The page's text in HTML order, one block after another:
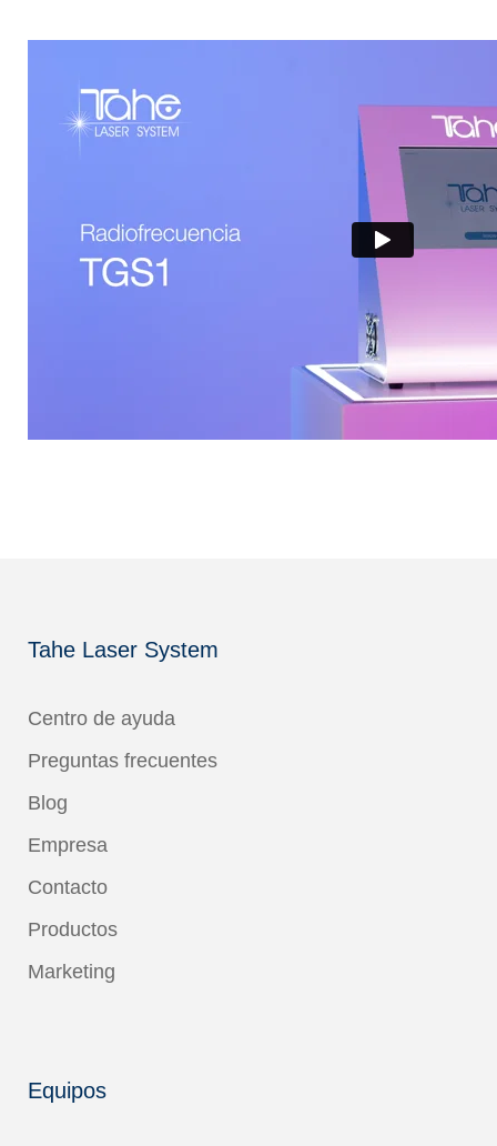
Tahe Laser System
Centro de ayuda
Preguntas frecuentes
Blog
Empresa
Contacto
Productos
Marketing
Equipos